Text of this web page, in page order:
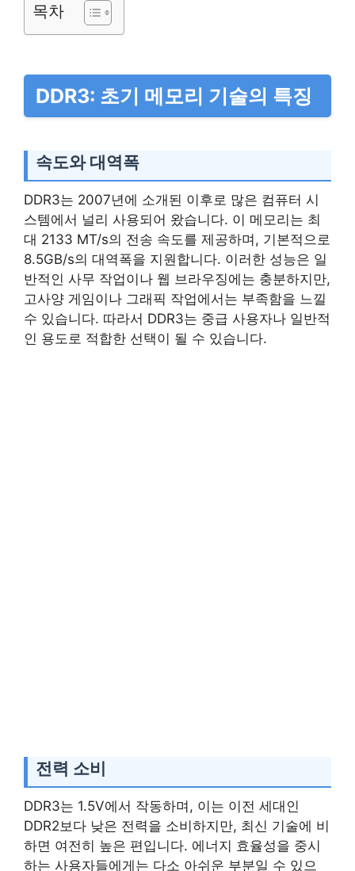
목차
DDR3: 초기 메모리 기술의 특징
속도와 대역폭
DDR3는 2007년에 소개된 이후로 많은 컴퓨터 시
스템에서 널리 사용되어 왔습니다. 이 메모리는 최
대 2133 MT/s의 전송 속도를 제공하며, 기본적으로
8.5GB/s의 대역폭을 지원합니다. 이러한 성능은 일
반적인 사무 작업이나 웹 브라우징에는 충분하지만,
고사양 게임이나 그래픽 작업에서는 부족함을 느낄
수 있습니다. 따라서 DDR3는 중급 사용자나 일반적
인 용도로 적합한 선택이 될 수 있습니다.
전력 소비
DDR3는 1.5V에서 작동하며, 이는 이전 세대인
DDR2보다 낮은 전력을 소비하지만, 최신 기술에 비
하면 여전히 높은 편입니다. 에너지 효율성을 중시
하는 사용자들에게는 다소 아쉬운 부분일 수 있으